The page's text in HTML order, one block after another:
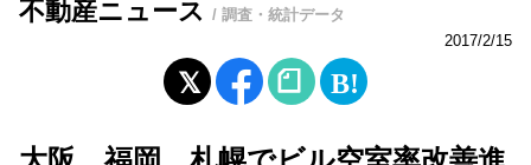
不動産ニュース / 調査・統計データ
2017/2/15